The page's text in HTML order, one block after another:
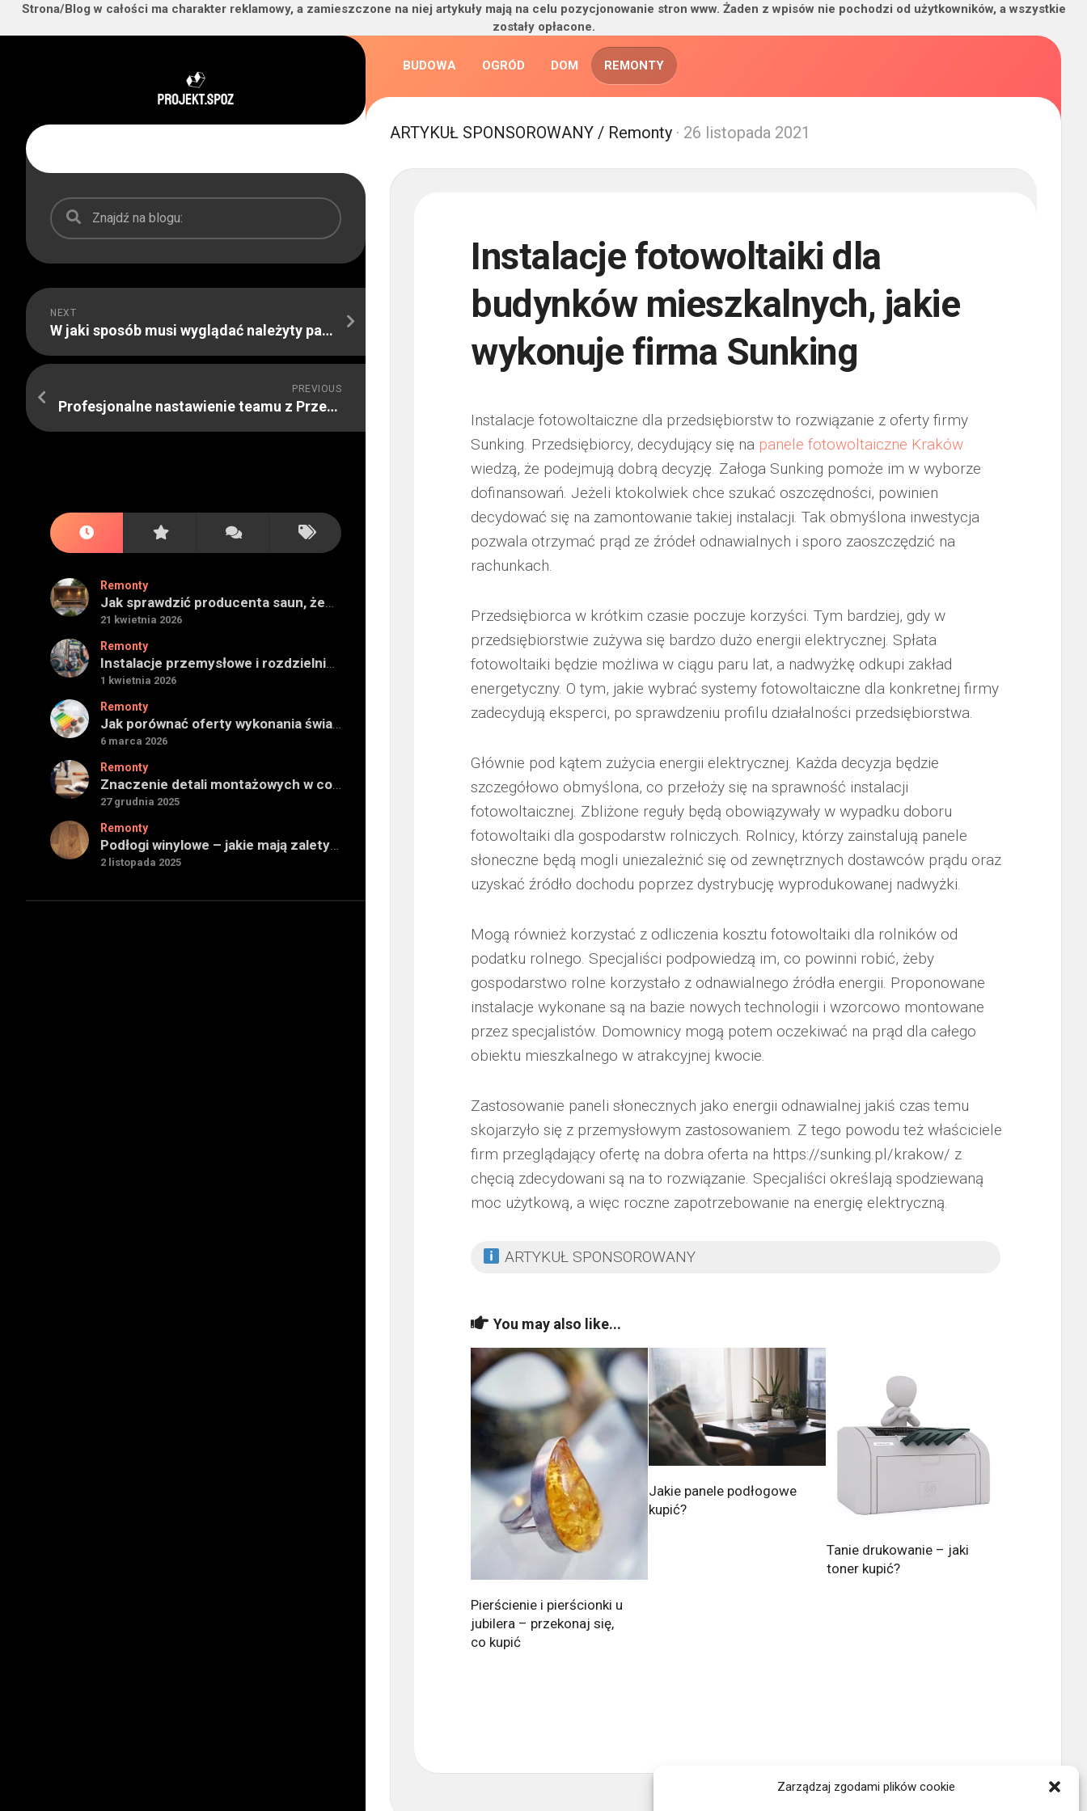
Zarządzaj zgodami plików cookie
Strona/Blog w całości ma charakter reklamowy, a zamieszczone na niej artykuły mają na celu pozycjonowanie stron www. Żaden z wpisów nie pochodzi od użytkowników, a wszystkie
zostały opłacone.
NEXT
W jaki sposób musi wyglądać należyty papier do druku?
PREVIOUS
Profesjonalne nastawienie teamu z Przeprowadzki od A do Z
Remonty
Jak sprawdzić producenta saun, żeby projekt miał sens na lata
21 kwietnia 2026
Remonty
Instalacje przemysłowe i rozdzielnie — jak ocenić wykonawcę do obiektu technicznego
1 kwietnia 2026
Remonty
Jak porównać oferty wykonania świadectwa energetycznego bez wpadek
6 marca 2026
Remonty
Znaczenie detali montażowych w codziennej pracy technicznej
27 grudnia 2025
Remonty
Podłogi winylowe – jakie mają zalety w porównaniu z drewnianymi
2 listopada 2025
BUDOWA OGRÓD DOM REMONTY
ARTYKUŁ SPONSOROWANY / Remonty · 26 listopada 2021
Instalacje fotowoltaiki dla
budynków mieszkalnych, jakie
wykonuje firma Sunking
Instalacje fotowoltaiczne dla przedsiębiorstw to rozwiązanie z oferty firmy
Sunking. Przedsiębiorcy, decydujący się na panele fotowoltaiczne Kraków
wiedzą, że podejmują dobrą decyzję. Załoga Sunking pomoże im w wyborze
dofinansowań. Jeżeli ktokolwiek chce szukać oszczędności, powinien
decydować się na zamontowanie takiej instalacji. Tak obmyślona inwestycja
pozwala otrzymać prąd ze źródeł odnawialnych i sporo zaoszczędzić na
rachunkach.
Przedsiębiorca w krótkim czasie poczuje korzyści. Tym bardziej, gdy w
przedsiębiorstwie zużywa się bardzo dużo energii elektrycznej. Spłata
fotowoltaiki będzie możliwa w ciągu paru lat, a nadwyżkę odkupi zakład
energetyczny. O tym, jakie wybrać systemy fotowoltaiczne dla konkretnej firmy
zadecydują eksperci, po sprawdzeniu profilu działalności przedsiębiorstwa.
Głównie pod kątem zużycia energii elektrycznej. Każda decyzja będzie
szczegółowo obmyślona, co przełoży się na sprawność instalacji
fotowoltaicznej. Zbliżone reguły będą obowiązywały w wypadku doboru
fotowoltaiki dla gospodarstw rolniczych. Rolnicy, którzy zainstalują panele
słoneczne będą mogli uniezależnić się od zewnętrznych dostawców prądu oraz
uzyskać źródło dochodu poprzez dystrybucję wyprodukowanej nadwyżki.
Mogą również korzystać z odliczenia kosztu fotowoltaiki dla rolników od
podatku rolnego. Specjaliści podpowiedzą im, co powinni robić, żeby
gospodarstwo rolne korzystało z odnawialnego źródła energii. Proponowane
instalacje wykonane są na bazie nowych technologii i wzorcowo montowane
przez specjalistów. Domownicy mogą potem oczekiwać na prąd dla całego
obiektu mieszkalnego w atrakcyjnej kwocie.
Zastosowanie paneli słonecznych jako energii odnawialnej jakiś czas temu
skojarzyło się z przemysłowym zastosowaniem. Z tego powodu też właściciele
firm przeglądający ofertę na dobra oferta na https://sunking.pl/krakow/ z
chęcią zdecydowani są na to rozwiązanie. Specjaliści określają spodziewaną
moc użytkową, a więc roczne zapotrzebowanie na energię elektryczną.
ARTYKUŁ SPONSOROWANY
You may also like...
Pierścienie i pierścionki u
jubilera – przekonaj się,
co kupić
Jakie panele podłogowe
kupić?
Tanie drukowanie – jaki
toner kupić?